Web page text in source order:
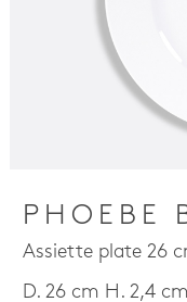
PHOEBE
Assiette plate 26
D. 26 cm H. 2,4 cm